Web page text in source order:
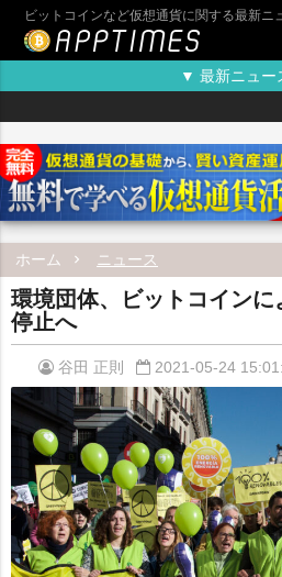
ビットコインなど仮想通貨に関する最新ニ
▼ 最新ニュー
ホーム ニュース
環境団体、ビットコイン
停止へ
谷田 正則 2021-05-24